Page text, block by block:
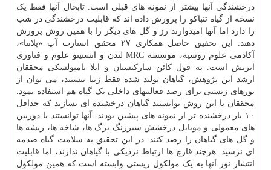
درخشندگی آنها بیشتر از نمونه های قبلی است. تابحال آنها فقط یک
نسخه از گیاه تنباکو را پرورش داده اند که قابلیت درخشندگی در شب
را دارد اما آنها امیدوارند رز و گل های دیگر را با همین روش پرورش
دهند. این تحقیق حاصل همکاری ۲۷ محقق استارت آپ «پلانتا»،
آکادمی علوم روسیه، موسسه MRC لندن و انستیتو علوم و فناوری
اتریش است. به قول کائن سارکیسیان و ایلا یامپولسکی محققان
ارشد این پژوهش، گیاهان تولید شده فقط زیبا نیستند، می توان از
نورهای زیستی برای رصد فعالیتهای داخلی یک گیاه هم استفاده نمود.
محققان با این روش توانستند گیاهان درخشنده ای بسازند که حداقل
۱۰ بار درخشنده تر از نمونه های پیشین بودند. آنها توانستند با دوربین
های معمولی و موبایل درخشش سبزرنگ برگ ها، شاخه ها، ریشه ها
و گل های گیاهان را رصد کنند. در این تحقیق به سلامت گیاه صدمه
ای نرسید. هرچند قارچ ها ارتباط نزدیکی با گیاهان ندارند، اما قابلیت
انتشار نور آنها به یک مولکول زیستی وابسته است که همین مولکول